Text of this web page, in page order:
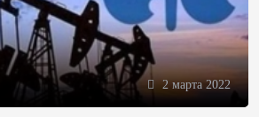
2 марта 2022